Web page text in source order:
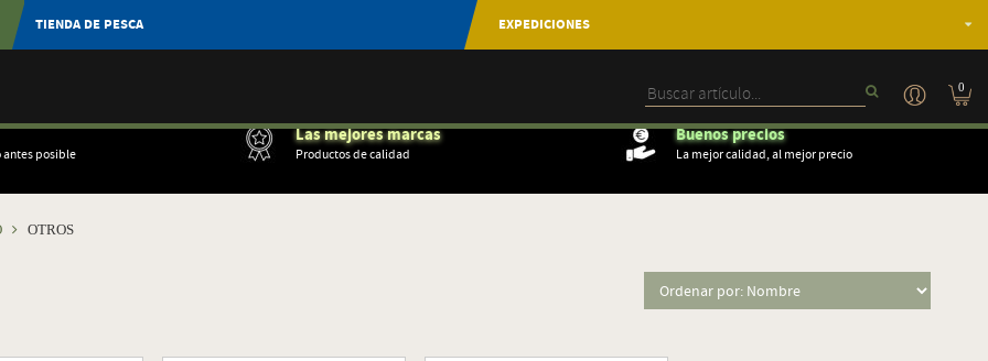
TIENDA DE PESCA EXPEDICIONES
0
posible
Las mejores marcas
Productos de calidad
Buenos precios
La mejor calidad, al mejor precio
OTROS